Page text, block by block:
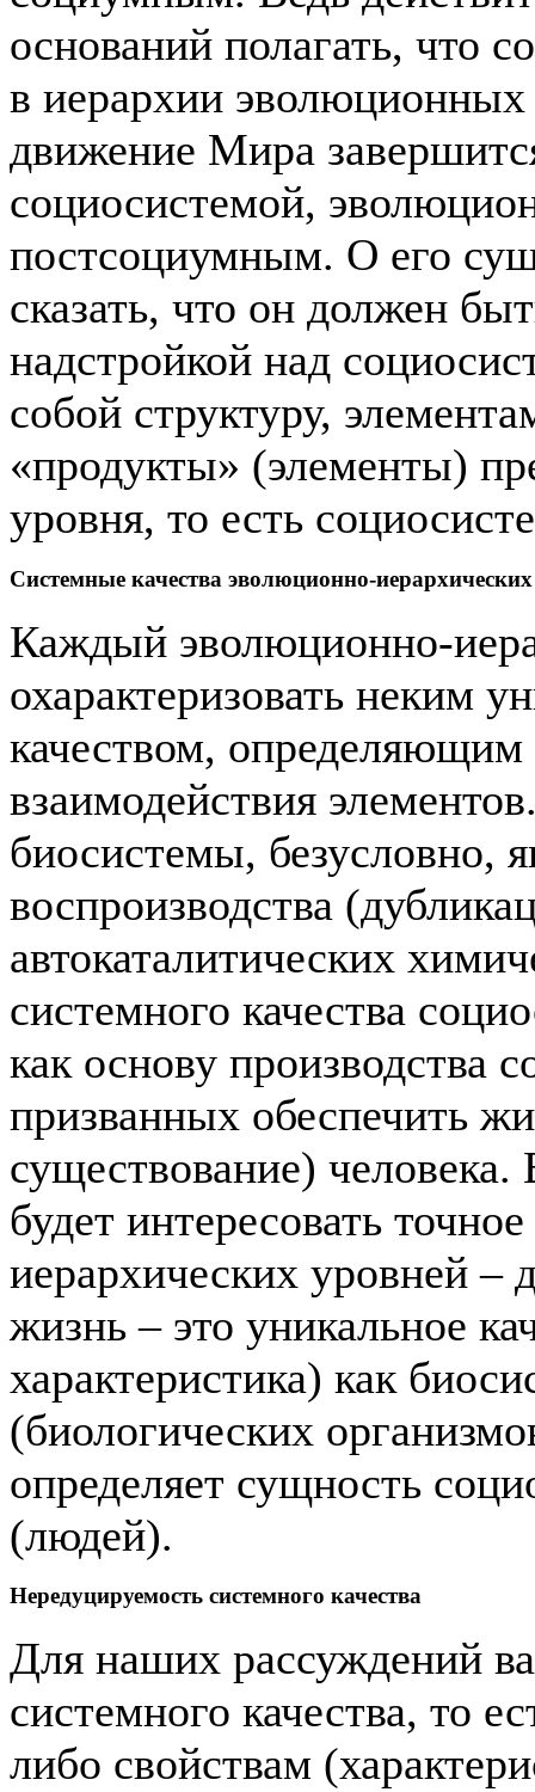
оснований полагать, что
в иерархии эволюционных
движение Мира
социосистемой,
постсоциумным. О его
сказать, что он должен
надстройкой над
собой структуру,
«продукты» (элементы)
уровня, то есть
Системные качества эволюционно-
Каждый эволюционно-
охарактеризовать неким
качеством,
взаимодействия
биосистемы, безусловно,
воспроизводства
автокаталитических
системного качества
как основу производства
призванных обеспечить
существование) человека.
будет интересовать
иерархических уровней –
жизнь – это уникальное
характеристика) как
(биологических
определяет сущность
(людей).
Нередуцируемость системного качества
Для наших рассуждений
системного качества, то
либо свойствам